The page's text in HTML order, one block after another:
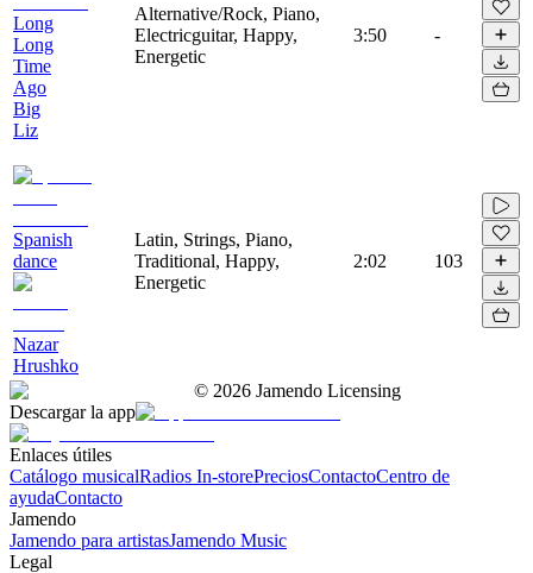
Long
Long
Time
Ago
Big
Liz
Alternative/Rock, Piano,
Electricguitar, Happy,
Energetic
3:50 -
Spanish
dance
Nazar
Hrushko
Latin, Strings, Piano,
Traditional, Happy,
Energetic
2:02 103
© 2026 Jamendo Licensing
Descargar la app
Enlaces útiles
Catálogo musicalRadios In-storePreciosContactoCentro de
ayudaContacto
Jamendo
Jamendo para artistasJamendo Music
Legal